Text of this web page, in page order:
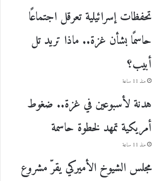
تحفظات إسرائيلية تعرقل اجتماعًا
حاسمًا بشأن غزة.. ماذا تريد تل
أبيب؟
منذ 11 ساعة
هدنة لأسبوعين في غزة.. ضغوط
أمريكية تمهد لخطوة حاسمة
منذ 11 ساعة
مجلس الشيوخ الأميركي يقرّ مشروع